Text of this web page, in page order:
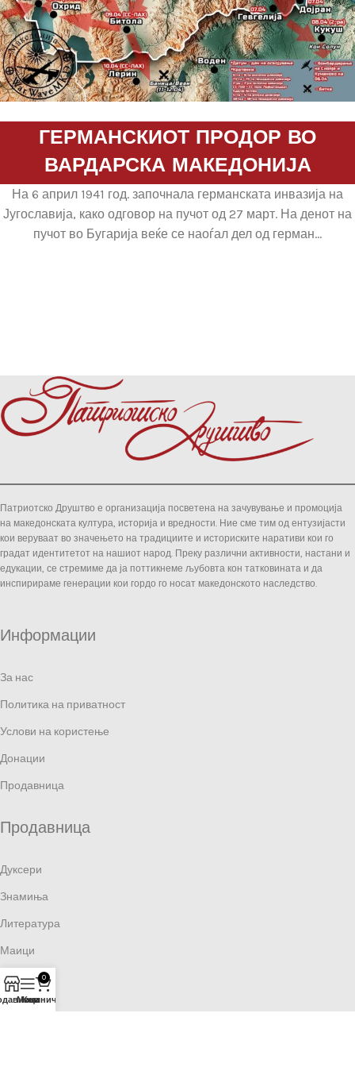
ГЕРМАНСКИОТ ПРОДОР ВО
ВАРДАРСКА МАКЕДОНИЈА
На 6 април 1941 год. започнала германската инвазија на
Југославија, како одговор на пучот од 27 март. На денот на
пучот во Бугарија веќе се наоѓал дел од герман...
Патриотско Друштво е организација посветена на зачувување и промоција
на македонската култура, историја и вредности. Ние сме тим од ентузијасти
кои веруваат во значењето на традициите и историските наративи кои го
градат идентитетот на нашиот народ. Преку различни активности, настани и
едукации, се стремиме да ја поттикнеме љубовта кон татковината и да
инспирираме генерации кои гордо го носат македонското наследство.
Информации
За нас
Политика на приватност
Услови на користење
Донации
Продавница
Продавница
Дуксери
Знамиња
Литература
Маици
Артефакти
Останато
Мени
0
Кошничка